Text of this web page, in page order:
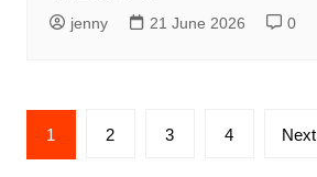
jenny 21 June 2026 0
Posts
pagination
1 2 3 4 Next